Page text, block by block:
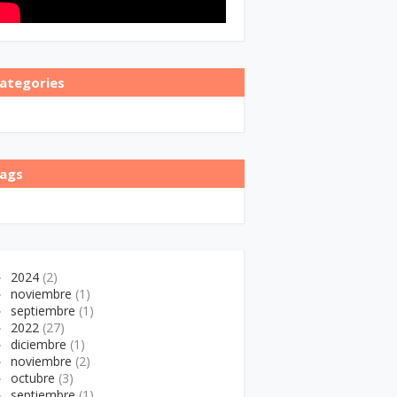
2024 (2)
noviembre (1)
septiembre (1)
2022 (27)
diciembre (1)
noviembre (2)
octubre (3)